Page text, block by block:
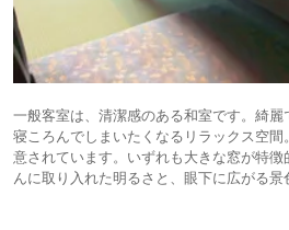
一般客室は、清潔感のある和室です。綺
寝ころんでしまいたくなるリラックス空
意されています。いずれも大きな窓が特
んに取り入れた明るさと、眼下に広がる景